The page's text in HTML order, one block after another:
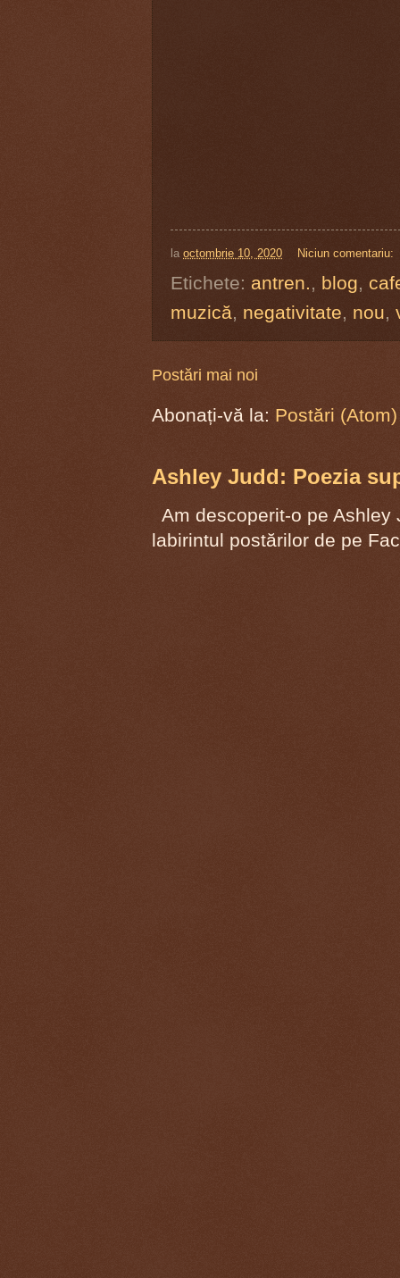
la octombrie 10, 2020 Niciun comentariu:
Etichete: antren., blog,
muzică, negativitate, nou,
Postări mai noi
Abonați-vă la: Postări (Atom)
Ashley Judd: Poezia
Am descoperit-o pe
labirintul postărilor de pe